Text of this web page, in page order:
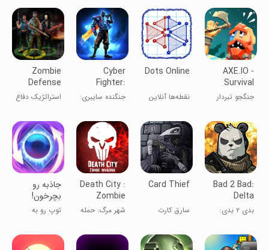
AXE.IO -
Survival
Battleground
جنگجو تبردار
Dots Online
نقطه‌ها آنلاین
Cyber
Fighter:
Offline
جنگنده سایبری:
Zombie
Defense
استراتژیک دفاع
Bad 2 Bad:
Delta
بدی ۲ بدی:
Card Thief
سارق کارت
Death City :
Zombie
Invasion
شهر مرگ: حمله
جاذبه رو
بچرخون!
توپ رو به